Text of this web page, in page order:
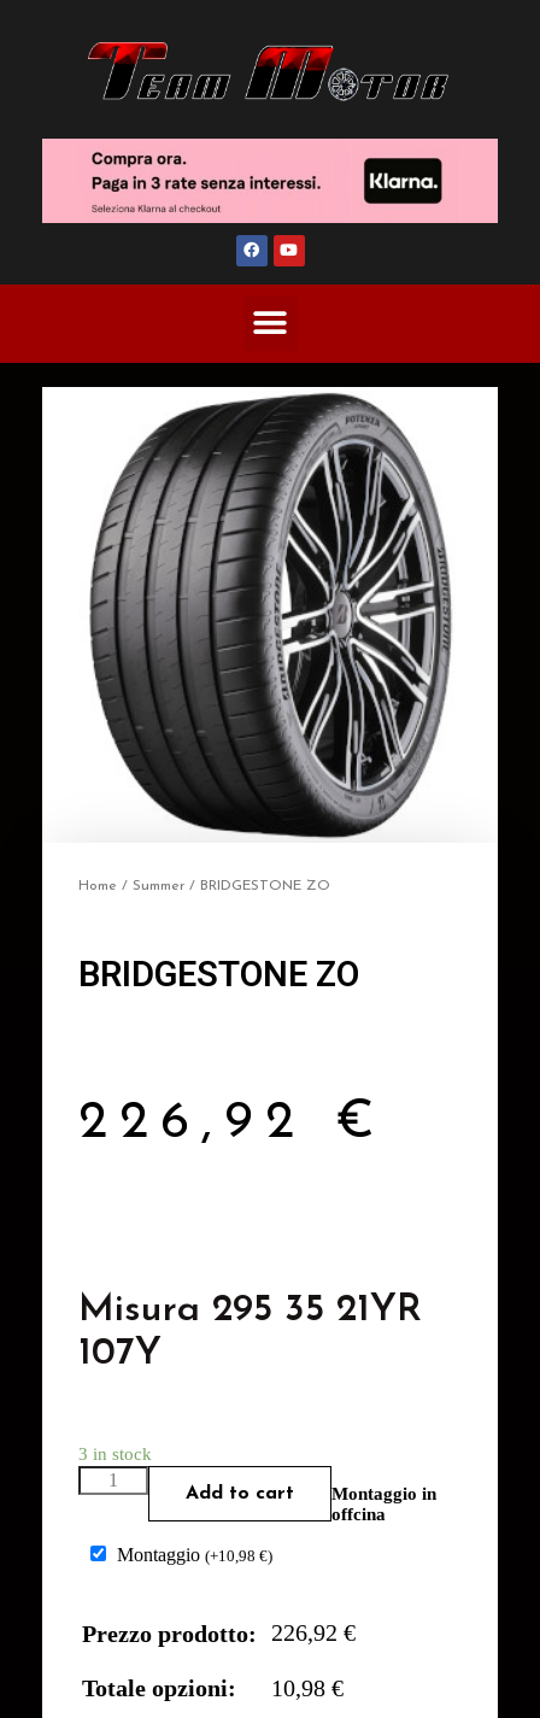
Home / Summer / BRIDGESTONE ZO
BRIDGESTONE ZO
226,92 €
Misura 295 35 21YR
107Y
3 in stock
Add to cart
Montaggio in
offcina
Montaggio (+10,98 €)
Prezzo prodotto: 226,92 €
Totale opzioni:
10,98 €